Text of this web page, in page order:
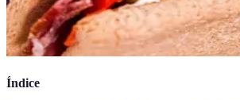
Índice